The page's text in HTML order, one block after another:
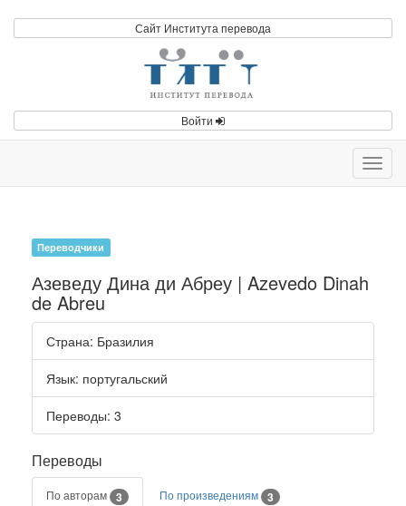
Сайт Института перевода
Войти
Переводчики
Азеведу Дина ди Абреу | Azevedo Dinah
de Abreu
Страна: Бразилия
Язык: португальский
Переводы: 3
Переводы
По авторам 3 По произведениям 3